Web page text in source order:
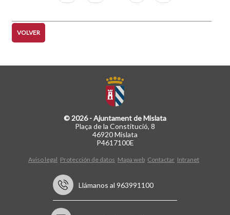
página
página
VOLVER
© 2026 - Ajuntament de Mislata
Plaça de la Constitució, 8
46920 Mislata
P4617100E
Aviso legal Protección de datos Mapa web Contactar Intranet
Llámanos al 963991100